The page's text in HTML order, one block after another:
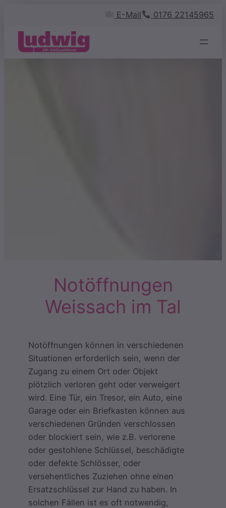
springen
E-Mail 0176 22145965
Notöffnungen
Weissach im Tal
Notöffnungen können in verschiedenen
Situationen erforderlich sein, wenn der
Zugang zu einem Ort oder Objekt
plötzlich verloren geht oder verweigert
wird. Eine Tür, ein Tresor, ein Auto, eine
Garage oder ein Briefkasten können aus
verschiedenen Gründen verschlossen
oder blockiert sein, wie z.B. verlorene
oder gestohlene Schlüssel, beschädigte
oder defekte Schlösser, oder
versehentliches Zuziehen ohne einen
Ersatzschlüssel zur Hand zu haben. In
solchen Fällen ist es oft notwendig,